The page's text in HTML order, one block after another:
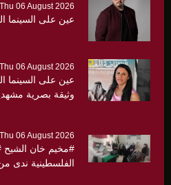
Thu 06 August 2026
عين على السينما
Thu 06 August 2026
عين على السينما
وثيقة بصرية
Thu 06 August 2026
#مخيم خان الشيح
الفلسطينية ندى